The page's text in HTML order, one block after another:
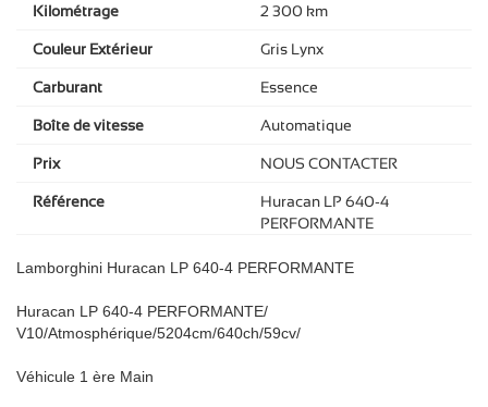
Kilométrage 2 300 km
Couleur Extérieur Gris Lynx
Carburant Essence
Boîte de vitesse Automatique
Prix NOUS CONTACTER
Référence
Huracan LP 640-4
PERFORMANTE
Lamborghini Huracan LP 640-4 PERFORMANTE
Huracan LP 640-4 PERFORMANTE/
V10/Atmosphérique/5204cm/640ch/59cv/
Véhicule 1 ère Main